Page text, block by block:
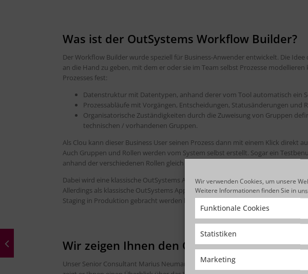
Wir verwenden Cookies, um unsere
Weitere Informationen finden Sie in
Funktionale Cookies
Statistiken
Marketing
Was ist der OutSystems Workflow Builder?
Der Workflow Builder wurde speziell für Business-Anwender entwickelt. Die
an die Hand zu geben, mit dem er oder sie im Team selbst Prozesse
Prozesses fest:
Datenstruktur mit Datentypen, anhand derer vom Tool automatisch ein
Prozessabläufe mit Vorgängen, Entscheidungen, Statusänderungen und
Organisatorische Zuständigkeiten durch die Zuweisung von Gruppen
technischen / vorhandenen Gruppen.
Als Clou kann dieser Business User seinen Prozess dann mit einem Klick direkt
Auch Gruppen und Rollen werden vom System selbst erstellt. Sogar ein
anhand der verschiedenen Rollen gleich selbst durch den Prozess leiten kann.
Dabei wird eine klassische OutSystems Applikation erzeugt, die zunächst aber
Allerdings als klassische OutSystems Applikation in der Hand der IT liegt und
Staging in Produktion gebracht werden kann. Weiterentwicklungen /
Wir zeigen Ihnen den OutSystems
Unser Senior Consultant Marius Neumann hat sich eingehend mit dem